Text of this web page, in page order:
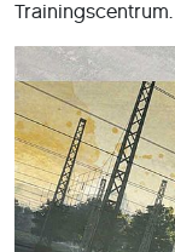
Trainingscentrum.